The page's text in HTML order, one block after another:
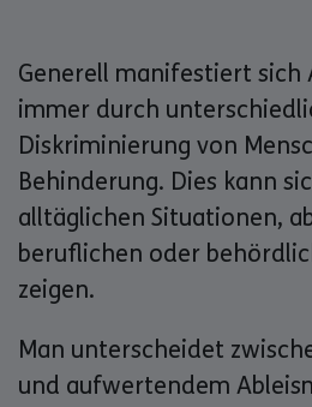
Generell manifestiert sich
immer durch
Diskriminierung von
Behinderung. Dies kann
alltäglichen Situationen,
beruflichen oder
zeigen.
Man unterscheidet
und aufwertendem